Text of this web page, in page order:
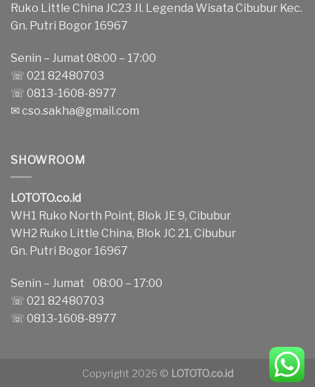
Ruko Little China JC23 Jl. Legenda Wisata Cibubur Kec.
Gn. Putri Bogor 16967
Senin – Jumat 08:00 – 17:00
☏ 021 82480703
☏ 0813-1608-8977
✉cso.sakha@gmail.com
SHOWROOM
LOTOTO.co.id
WH1 Ruko North Point, Blok JE 9, Cibubur
WH2 Ruko Little China, Blok JC 21, Cibubur
Gn. Putri Bogor 16967
Senin – Jumat 08:00 – 17:00
☏ 021 82480703
☏ 0813-1608-8977
Copyright 2026 © LOTOTO.co.id